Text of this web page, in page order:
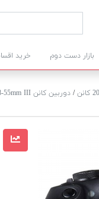
بازار دست دوم خرید
/ دوربین کانن 2000D + 18-55mm III